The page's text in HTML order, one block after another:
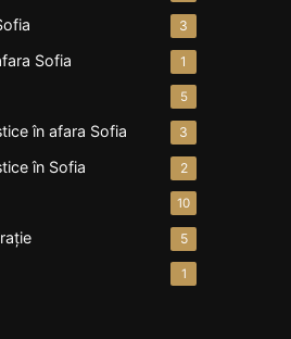
3
Sofia 1
5
în afara Sofia 3
în Sofia 2
10
5
1